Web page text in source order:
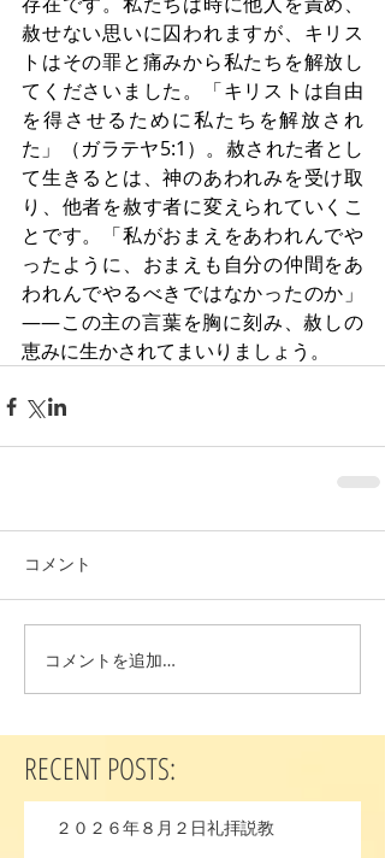
赦せない思いに囚われますが、キリス
トはその罪と痛みから私たちを解放し
てくださいました。「キリストは自由
を得させるために私たちを解放され
た」（ガラテヤ5:1）。赦された者とし
て生きるとは、神のあわれみを受け取
り、他者を赦す者に変えられていくこ
とです。「私がおまえをあわれんでや
ったように、おまえも自分の仲間をあ
われんでやるべきではなかったのか」
――この主の言葉を胸に刻み、赦しの
恵みに生かされてまいりましょう。
コメント
コメントを追加…
RECENT POSTS:
２０２６年８月２日礼拝説教